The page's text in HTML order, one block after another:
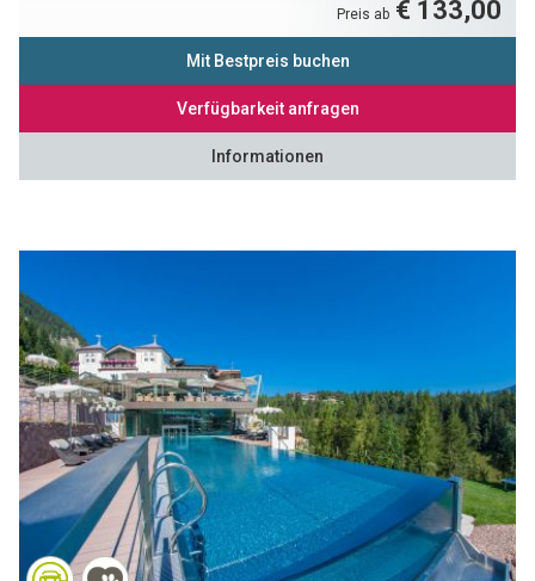
Preis ab € 133,00
Mit Bestpreis buchen
Verfügbarkeit anfragen
Informationen